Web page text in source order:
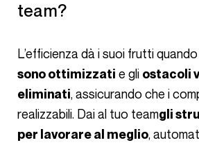
team?
L’efficienza dà i suoi frutti
sono ottimizzati e gli ostacoli
eliminati, assicurando che i
realizzabili. Dai al tuo teamgli
per lavorare al meglio,